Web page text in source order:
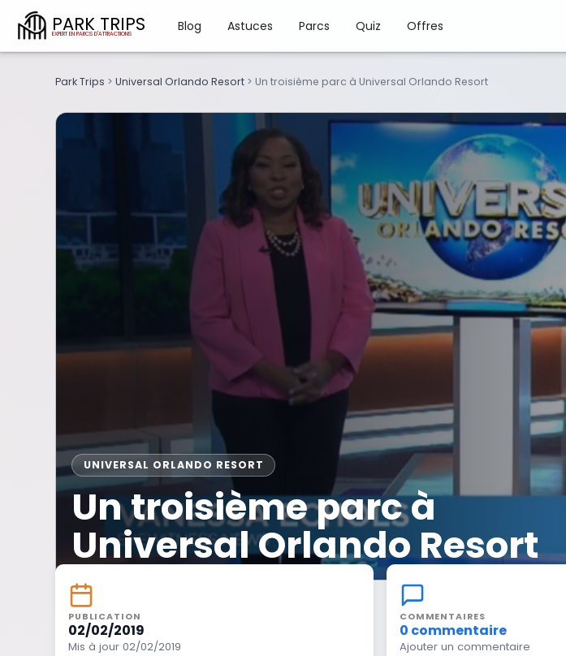
PARK TRIPS Blog Astuces Parcs Quiz Offres
Park Trips > Universal Orlando Resort > Un troisième parc à Universal Orlando Resort
UNIVERSAL ORLANDO RESORT
Un troisième parc à
Universal Orlando Resort
PUBLICATION
02/02/2019
Mis à jour 02/02/2019
COMMENTAIRES
0 commentaire
Ajouter un commentaire